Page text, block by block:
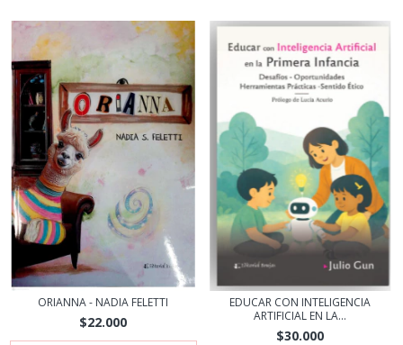
ORIANNA - NADIA FELETTI
$22.000
EDUCAR CON INTELIGENCIA
ARTIFICIAL EN LA...
$30.000